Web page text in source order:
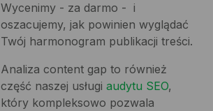
Wycenimy - za darmo - i
oszacujemy, jak powinien wyglądać
Twój harmonogram publikacji treści.
Analiza content gap to również
część naszej usługi audytu SEO,
który kompleksowo pozwala